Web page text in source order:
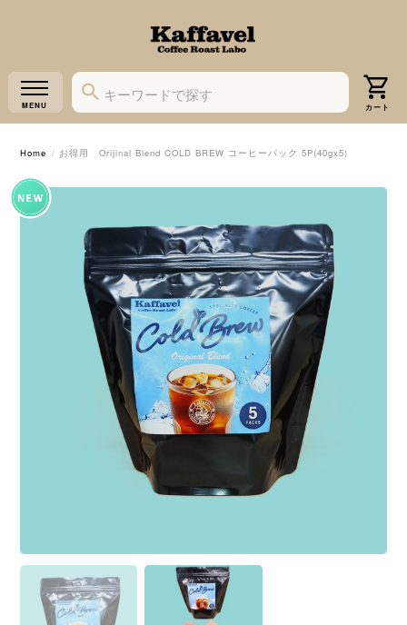
Home お得用 Orijinal Blend COLD BREW コーヒーパック 5P(40gx5)